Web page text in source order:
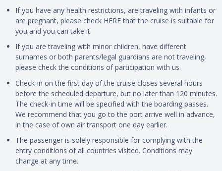
If you have any health restrictions, are traveling with infants or
are pregnant, please check HERE that the cruise is suitable for
you and you can take it.
If you are traveling with minor children, have different
surnames or both parents/legal guardians are not traveling,
please check the conditions of participation with us.
Check-in on the first day of the cruise closes several hours
before the scheduled departure, but no later than 120 minutes.
The check-in time will be specified with the boarding passes.
We recommend that you go to the port arrive well in advance,
in the case of own air transport one day earlier.
The passenger is solely responsible for complying with the
entry conditions of all countries visited. Conditions may
change at any time.